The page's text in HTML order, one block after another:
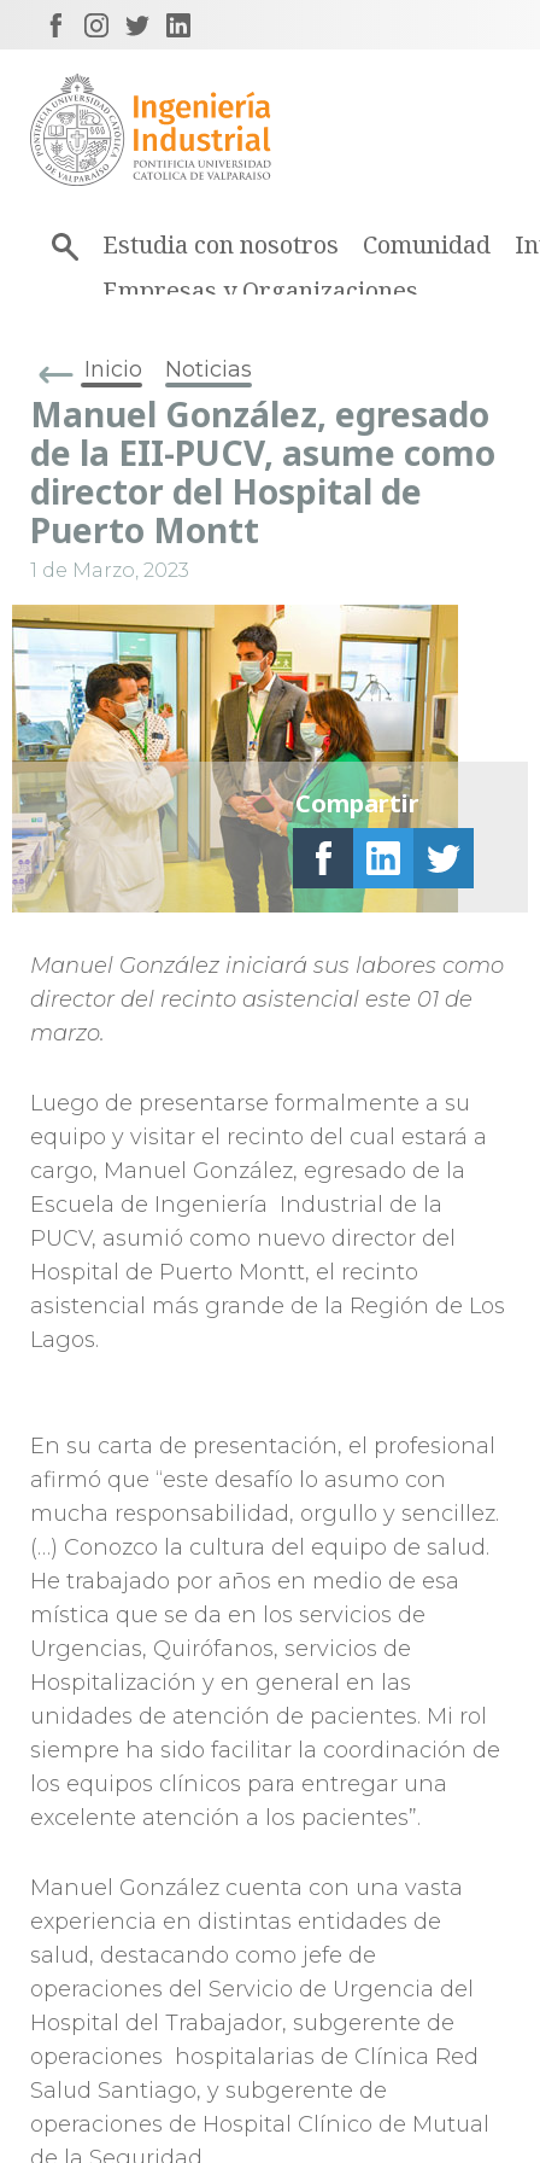
Estudia con nosotros Comunidad
Empresas y Organizaciones
Inicio Noticias
Manuel González, egresado
de la EII-PUCV, asume como
director del Hospital de
Puerto Montt
1 de Marzo, 2023
Manuel González iniciará sus labores como
director del recinto asistencial este 01 de
marzo.
Luego de presentarse formalmente a su
equipo y visitar el recinto del cual estará a
cargo, Manuel González, egresado de la
Escuela de Ingeniería Industrial de la
PUCV, asumió como nuevo director del
Hospital de Puerto Montt, el recinto
asistencial más grande de la Región de Los
Lagos.
En su carta de presentación, el profesional
afirmó que “este desafío lo asumo con
mucha responsabilidad, orgullo y sencillez.
(…) Conozco la cultura del equipo de salud.
He trabajado por años en medio de esa
mística que se da en los servicios de
Urgencias, Quirófanos, servicios de
Hospitalización y en general en las
unidades de atención de pacientes. Mi rol
siempre ha sido facilitar la coordinación de
los equipos clínicos para entregar una
excelente atención a los pacientes”.
Manuel González cuenta con una vasta
experiencia en distintas entidades de
salud, destacando como jefe de
operaciones del Servicio de Urgencia del
Hospital del Trabajador, subgerente de
operaciones hospitalarias de Clínica Red
Salud Santiago, y subgerente de
operaciones de Hospital Clínico de Mutual
Compartir